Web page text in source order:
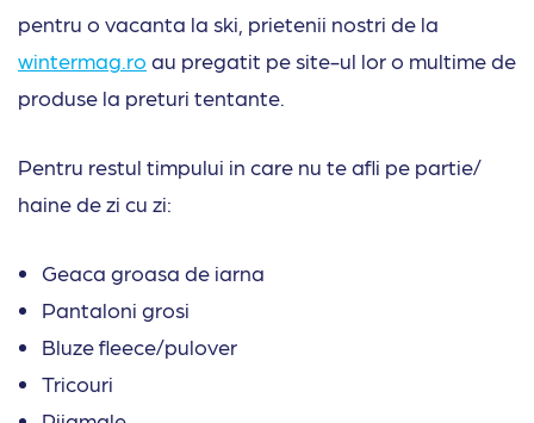
pentru o vacanta la ski, prietenii nostri de la
wintermag.ro au pregatit pe site-ul lor o multime de
produse la preturi tentante.
Pentru restul timpului in care nu te afli pe partie/
haine de zi cu zi:
Geaca groasa de iarna
Pantaloni grosi
Bluze fleece/pulover
Tricouri